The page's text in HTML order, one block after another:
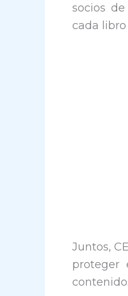
socios
cada
Juntos,
proteger